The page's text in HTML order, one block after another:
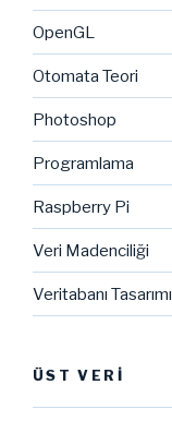
OpenGL
Otomata Teori
Photoshop
Programlama
Raspberry Pi
Veri Madenciliği
Veritabanı Tasarımı
ÜST VERI